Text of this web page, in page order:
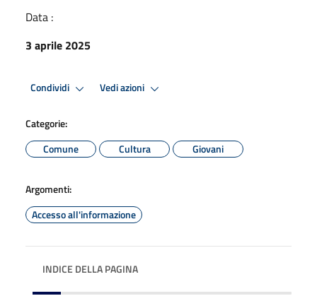
Data :
3 aprile 2025
Condividi Vedi azioni
Categorie:
Comune
Cultura Giovani
Argomenti:
Accesso all'informazione
INDICE DELLA PAGINA